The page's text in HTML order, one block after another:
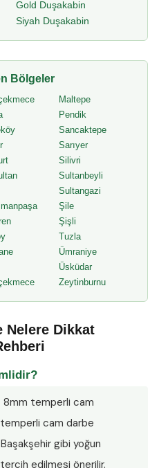
Gold Duşakabin
Siyah Duşakabin
Bölgeler
Maltepe
Pendik
Sancaktepe
Sarıyer
Silivri
Sultanbeyli
Sultangazi
Şile
Şişli
Tuzla
Ümraniye
Üsküdar
Zeytinburnu
Nelere Dikkat
8mm temperli cam
temperli cam darbe
Başakşehir gibi yoğun
tercih edilmesi önerilir.